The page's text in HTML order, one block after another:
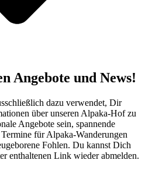
Angebote und News!
dazu verwendet, Dir
über unseren Alpaka-Hof zu
Angebote sein, spannende
für Alpaka-Wanderungen
Fohlen. Du kannst Dich
enthaltenen Link wieder abmelden.